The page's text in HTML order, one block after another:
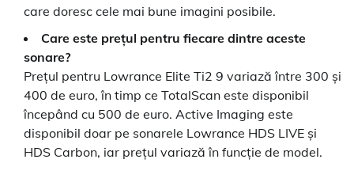
care doresc cele mai bune imagini posibile.
Care este prețul pentru fiecare dintre aceste
sonare?
Prețul pentru Lowrance Elite Ti2 9 variază între 300 și
400 de euro, în timp ce TotalScan este disponibil
începând cu 500 de euro. Active Imaging este
disponibil doar pe sonarele Lowrance HDS LIVE și
HDS Carbon, iar prețul variază în funcție de model.